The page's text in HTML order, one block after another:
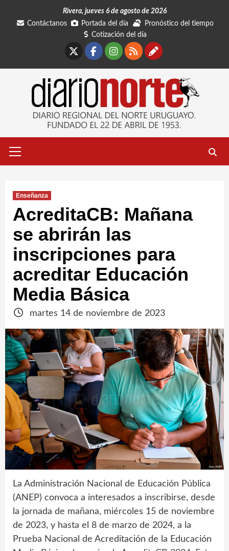
Rivera, jueves 6 de agosto de 2026
Contáctanos
Portada del día
Pronóstico del tiempo
Cotización del día
Facebook
Instagram
RSSContáctanos
primario
Enseñanza
AcreditaCB: Mañana
se abrirán las
inscripciones para
acreditar Educación
Media Básica
martes 14 de noviembre de 2023
La Administración Nacional de Educación Pública
(ANEP) convoca a interesados a inscribirse, desde
la jornada de mañana, miércoles 15 de noviembre
de 2023, y hasta el 8 de marzo de 2024, a la
Prueba Nacional de Acreditación de la Educación